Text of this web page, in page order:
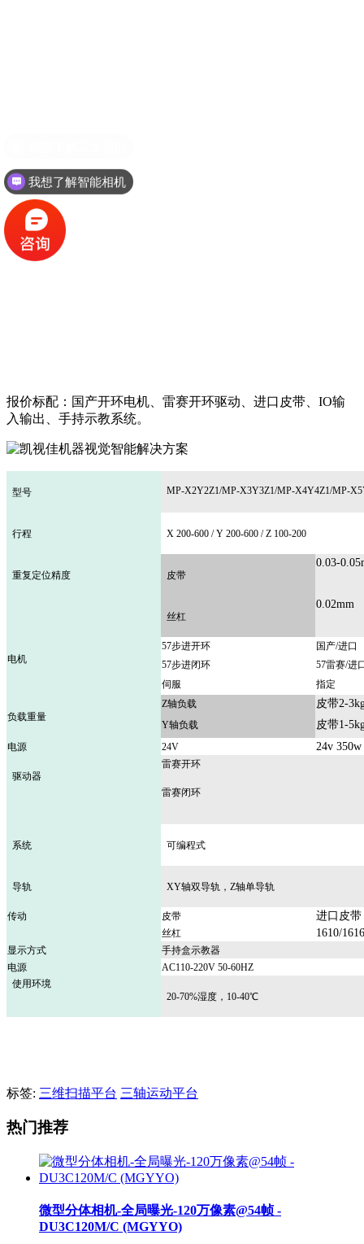
报价标配：国产开环电机、雷赛开环驱动、进口皮带、IO输
入输出、手持示教系统。
型号 MP-X2Y2Z1/MP-X3Y3Z1/MP-X4Y4Z1/MP-
行程 X 200-600 / Y 200-600 / Z 100-200
重复定位精度 皮带
0.03-
丝杠
0.02mm
电机
57步进开环
国产/进口
57步进闭环
57雷赛/进
伺服
指定
负载重量
Z轴负载 皮带2-
Y轴负载 皮带1-
电源 24V 24v
驱动器
雷赛开环
雷赛闭环
系统 可编程式
导轨 XY轴双导轨，Z轴单导轨
传动 皮带 进口皮带
丝杠 1610/
显示方式
手持盒示教器
电源
AC110-220V 50-60HZ
使用环境
20-70%湿度，10-40℃
标签: 三维扫描平台 三轴运动平台
热门推荐
微型分体相机-全局曝光-120万像素@54帧 -
DU3C120M/C (MGYYO)
我想了解智能相机